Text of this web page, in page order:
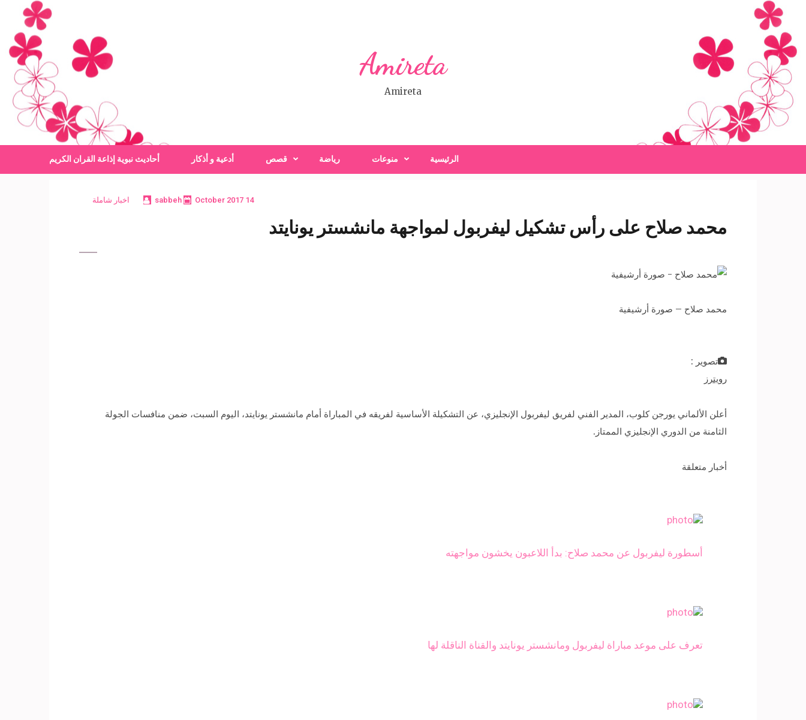
content
(Press
Enter)
Amireta
Amireta
الرئيسية منوعات رياضة قصص أدعية و أذكار أحاديث نبوية إذاعة القران الكريم
14 October 2017
sabbeh اخبار شاملة
محمد صلاح على رأس تشكيل ليفربول لمواجهة مانشستر يونايتد
محمد صلاح – صورة أرشيفية
تصوير :
رويترز
أعلن الألماني يورجن كلوب، المدير الفني لفريق ليفربول الإنجليزي، عن التشكيلة الأساسية لفريقه في المباراة أمام مانشستر يونايتد، اليوم السبت، ضمن منافسات الجولة
الثامنة من الدوري الإنجليزي الممتاز.
أخبار متعلقة
أسطورة ليفربول عن محمد صلاح: بدأ اللاعبون يخشون مواجهته
تعرف على موعد مباراة ليفربول ومانشستر يونايتد والقناة الناقلة لها